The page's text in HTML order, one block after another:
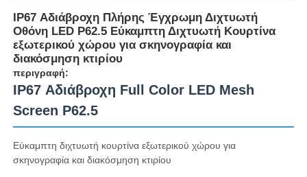
Αρχική
IP67 Αδιάβροχη Πλήρης Έγχρωμη Διχτυωτή
Οθόνη LED P62.5 Εύκαμπτη Διχτυωτή Κουρτίνα
εξωτερικού χώρου για σκηνογραφία και
διακόσμηση κτιρίου
περιγραφή:
IP67 Αδιάβροχη Full Color LED Mesh
Screen P62.5
Εύκαμπτη διχτυωτή κουρτίνα εξωτερικού χώρου για
σκηνογραφία και διακόσμηση κτιρίου